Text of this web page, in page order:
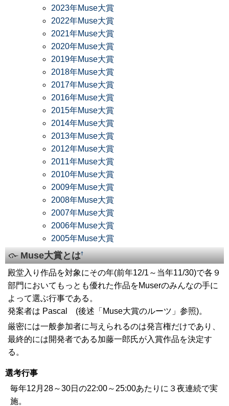
2023年Muse大賞
2022年Muse大賞
2021年Muse大賞
2020年Muse大賞
2019年Muse大賞
2018年Muse大賞
2017年Muse大賞
2016年Muse大賞
2015年Muse大賞
2014年Muse大賞
2013年Muse大賞
2012年Muse大賞
2011年Muse大賞
2010年Muse大賞
2009年Muse大賞
2008年Muse大賞
2007年Muse大賞
2006年Muse大賞
2005年Muse大賞
Muse大賞とは†
殿堂入り作品を対象にその年(前年12/1～当年11/30)で各９
部門においてもっとも優れた作品をMuserのみんなの手に
よって選ぶ行事である。
発案者は Pascal (後述「Muse大賞のルーツ」参照)。
厳密には一般参加者に与えられるのは発言権だけであり、
最終的には開発者である加藤一郎氏が入賞作品を決定す
る。
選考行事
毎年12月28～30日の22:00～25:00あたりに３夜連続で実
施。